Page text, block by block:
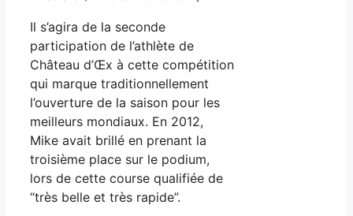
Il s’agira de la seconde
participation de l’athlète de
Château d’Œx à cette compétition
qui marque traditionnellement
l’ouverture de la saison pour les
meilleurs mondiaux. En 2012,
Mike avait brillé en prenant la
troisième place sur le podium,
lors de cette course qualifiée de
“très belle et très rapide”.